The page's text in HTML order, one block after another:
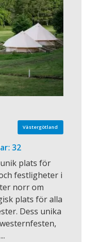
Västergötland
32
plats för
festligheter i
norr om
plats för alla
Dess unika